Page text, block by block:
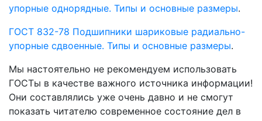
упорные однорядные. Типы и основные размеры.
ГОСТ 832-78 Подшипники шариковые радиально-
упорные сдвоенные. Типы и основные размеры.
Мы настоятельно не рекомендуем использовать
ГОСТы в качестве важного источника информации!
Они составлялись уже очень давно и не смогут
показать читателю современное состояние дел в